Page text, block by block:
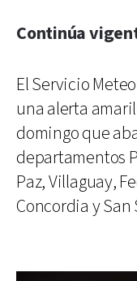
Continúa
El Servicio
una alerta
domingo que
departamentos
Paz, Villaguay,
Concordia y San